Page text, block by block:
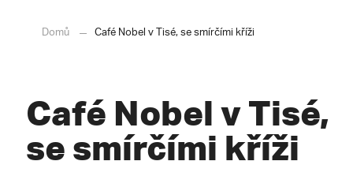
Domů Café Nobel v Tisé, se smírčími kříži
Café Nobel v Tisé,
se smírčími kříži